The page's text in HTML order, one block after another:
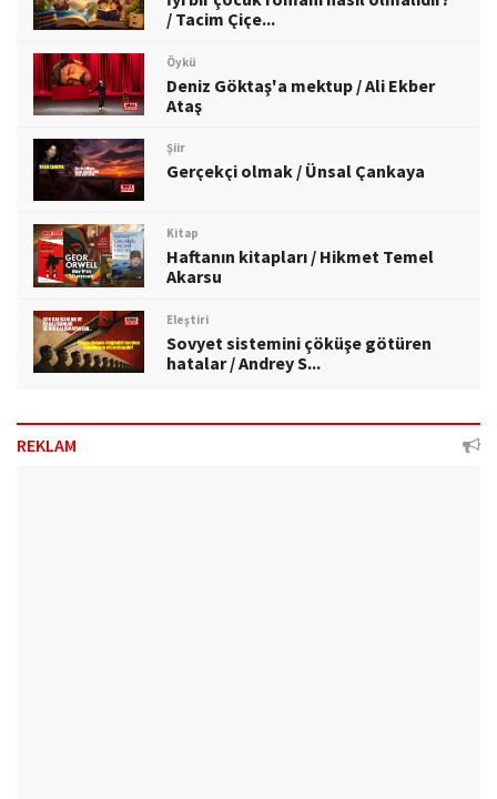
/ Tacim Çiçe...
Öykü
Deniz Göktaş'a mektup / Ali Ekber
Ataş
Şiir
Gerçekçi olmak / Ünsal Çankaya
Kitap
Haftanın kitapları / Hikmet Temel
Akarsu
Eleştiri
Sovyet sistemini çöküşe götüren
hatalar / Andrey S...
REKLAM